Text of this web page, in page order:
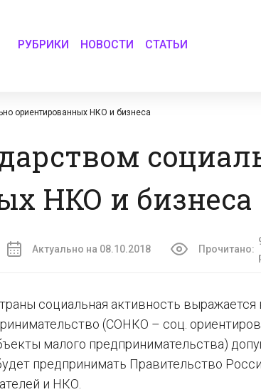
РУБРИКИ НОВОСТИ СТАТЬИ
ориентированных НКО и бизнеса
НКО и бизнеса
Актуально на 08.10.2018 Прочитано:
социальная активность выражается
(СОНКО – соц.
малого предпринимательства)
предпринимать Правительство
и НКО.